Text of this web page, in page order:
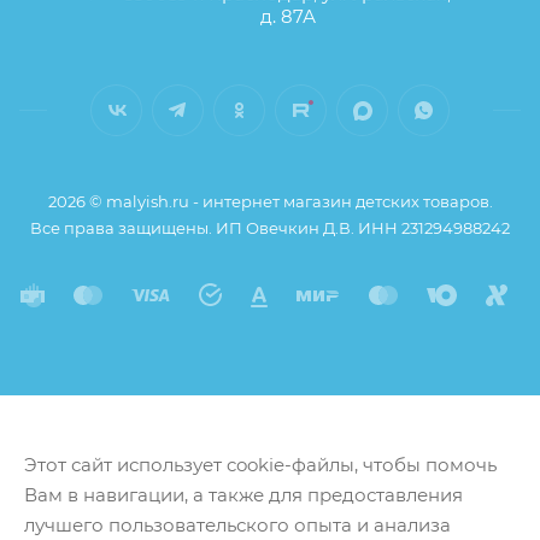
д. 87А
2026 © malyish.ru - интернет магазин детских товаров.
Все права защищены. ИП Овечкин Д.В. ИНН 231294988242
Этот сайт использует cookie-файлы, чтобы помочь
Вам в навигации, а также для предоставления
лучшего пользовательского опыта и анализа